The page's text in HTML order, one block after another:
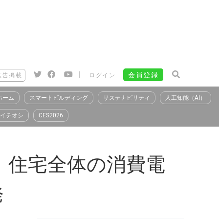
告掲載 | ログイン 会員登録
ーム スマートビルディング サステナビリティ 人工知能（AI）
イチオシ CES2026
宅全体の消費電